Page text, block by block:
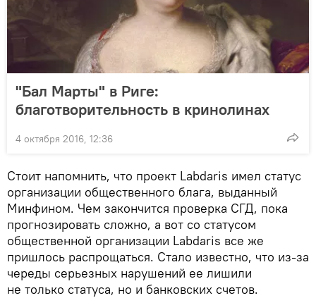
"Бал Марты" в Риге:
благотворительность в кринолинах
4 октября 2016, 12:36
Стоит напомнить, что проект Labdaris имел статус
организации общественного блага, выданный
Минфином. Чем закончится проверка СГД, пока
прогнозировать сложно, а вот со статусом
общественной организации Labdaris все же
пришлось распрощаться. Стало известно, что из-за
череды серьезных нарушений ее лишили
не только статуса, но и банковских счетов.